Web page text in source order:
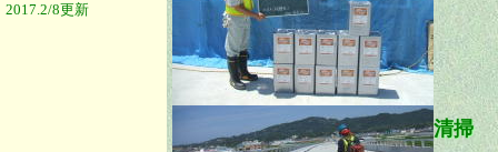
清掃
2017.2/8更新